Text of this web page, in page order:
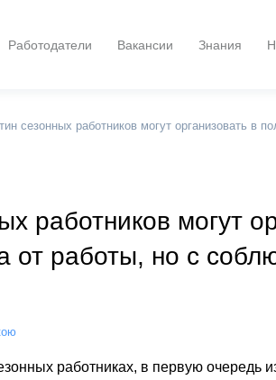
Работодатели Вакансии Знания
сезонных работников могут организовать в
работников могут
от работы, но с
работниках, в первую очередь